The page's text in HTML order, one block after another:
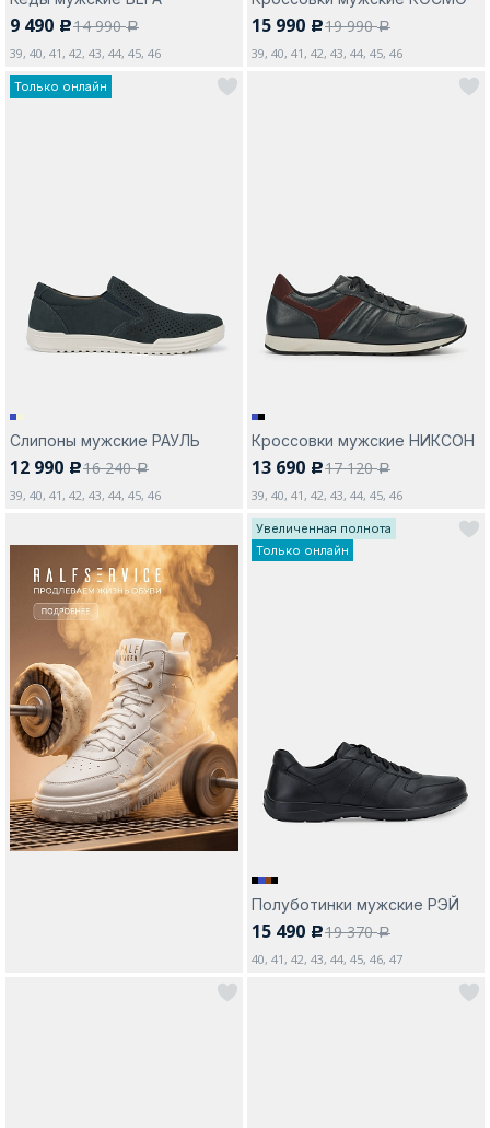
9 490 c14 990a
39, 40, 41, 42, 43, 44, 45, 46
15 990 c19 990a
39, 40, 41, 42, 43, 44, 45, 46
Только онлайн
Слипоны мужские РАУЛЬ
12 990 c16 240a
39, 40, 41, 42, 43, 44, 45, 46
Кроссовки мужские НИКСОН
13 690 c17 120a
39, 40, 41, 42, 43, 44, 45, 46
Увеличенная полнота
Только онлайн
Полуботинки мужские РЭЙ
15 490 c19 370a
40, 41, 42, 43, 44, 45, 46, 47